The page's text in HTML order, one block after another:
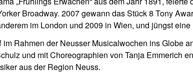
Broadway. 2007 gewann das Stück 8 Tony
im London und 2009 in Wien, und jüngst
im Rahmen der Neusser Musicalwochen ins Globe
und mit Choreographien von Tanja Emmerich
aus der Region Neuss.